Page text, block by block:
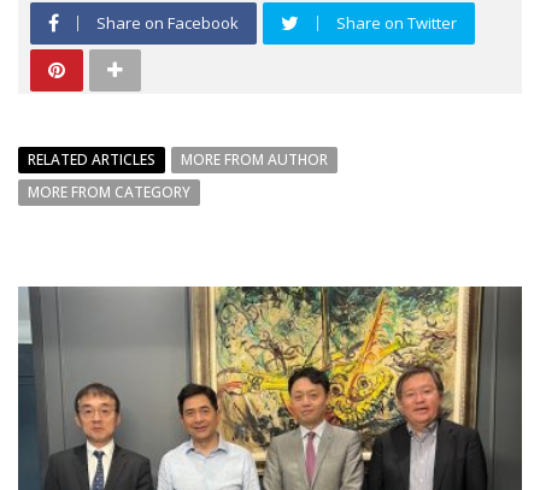
Share on Facebook Share on Twitter
RELATED ARTICLES
MORE FROM AUTHOR
MORE FROM CATEGORY